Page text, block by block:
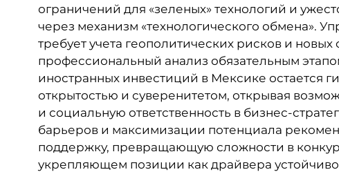
ограничений для «зеленых» технологий и
через механизм «технологического обмена».
требует учета геополитических рисков и новых
профессиональный анализ обязательным
иностранных инвестиций в Мексике остается
открытостью и суверенитетом, открывая
и социальную ответственность в бизнес-
барьеров и максимизации потенциала
поддержку, превращающую сложности в
укрепляющем позиции как драйвера